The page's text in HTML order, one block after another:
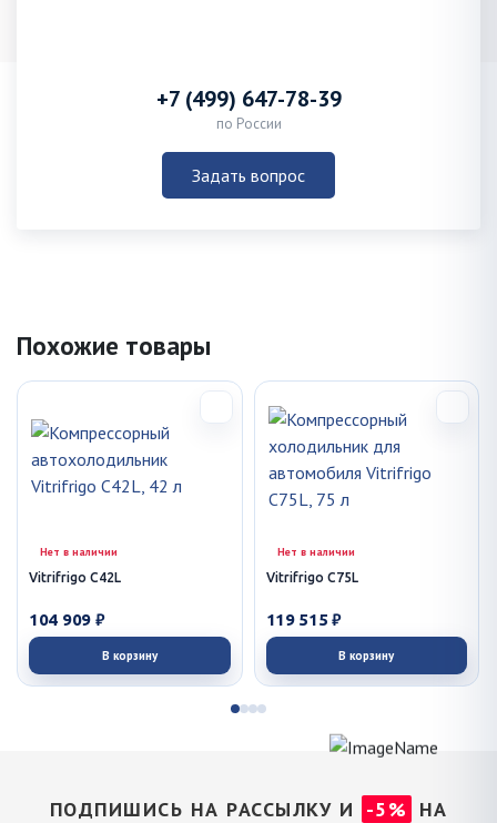
+7 (499) 647-78-39
по России
Задать вопрос
Похожие товары
Нет в наличии
Vitrifrigo C42L
104 909 ₽
В корзину
Нет в наличии
Vitrifrigo C75L
119 515 ₽
В корзину
ПОДПИШИСЬ НА РАССЫЛКУ И -5%
НА